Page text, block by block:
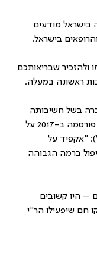
בישראל מודעים
בישראל.
ולהזכיר שבריאותכם
ראשונה במעלה.
בשל חשיבותה
הרבה גם בהצהרת הרופא העדכנית, אשר פורסמה ב-2017 על
ידי ההסתדרות הרפואית העולמית (WMA): "אקפיד על
ברמה הגבוהה
– היו קשובים
חם שיפעילו הר"י